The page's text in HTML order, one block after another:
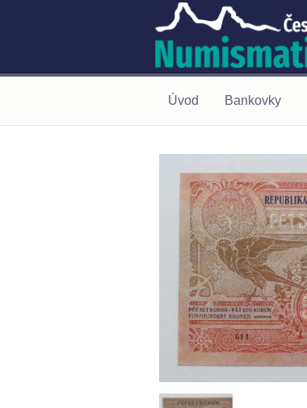
Úvod Bankovky